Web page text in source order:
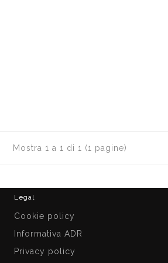
Mostra 1 a 1 di 1 (1 pagine)
Legal
Cookie policy
Informativa ADR
Privacy policy